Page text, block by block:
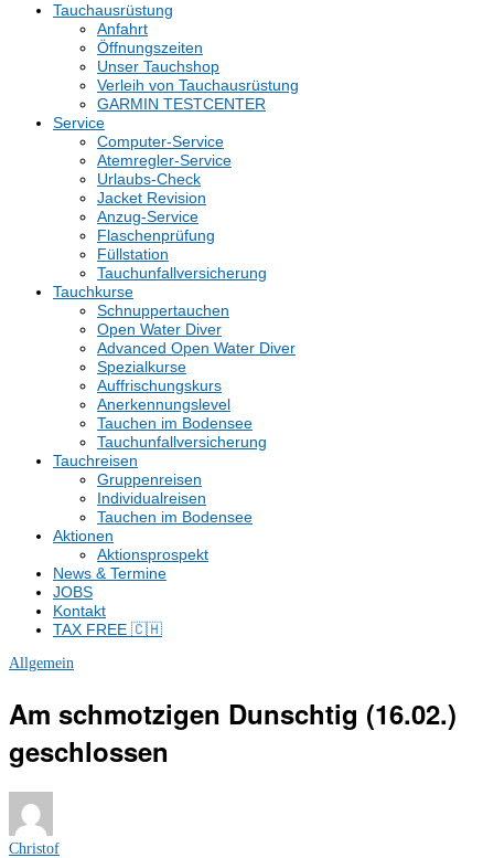
Tauchausrüstung
Anfahrt
Öffnungszeiten
Unser Tauchshop
Verleih von Tauchausrüstung
GARMIN TESTCENTER
Service
Computer-Service
Atemregler-Service
Urlaubs-Check
Jacket Revision
Anzug-Service
Flaschenprüfung
Füllstation
Tauchunfallversicherung
Tauchkurse
Schnuppertauchen
Open Water Diver
Advanced Open Water Diver
Spezialkurse
Auffrischungskurs
Anerkennungslevel
Tauchen im Bodensee
Tauchunfallversicherung
Tauchreisen
Gruppenreisen
Individualreisen
Tauchen im Bodensee
Aktionen
Aktionsprospekt
News & Termine
JOBS
Kontakt
TAX FREE 🇨🇭
Allgemein
Am schmotzigen Dunschtig (16.02.)
geschlossen
Christof